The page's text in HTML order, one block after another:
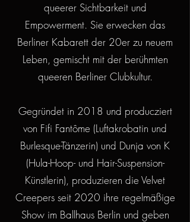
queerer Sichtbarkeit und
Empowerment. Sie erwecken das
Berliner Kabarett der 20er zu neuem
Leben, gemischt mit der berühmten
queeren Berliner Clubkultur.
Gegründet in 2018 und producziert
von Fifi Fantôme (Luftakrobatin und
Burlesque-Tänzerin) und Dunja von K
(Hula-Hoop- und Hair-Suspension-
Künstlerin), produzieren die Velvet
Creepers seit 2020 ihre regelmäßige
Show im Ballhaus Berlin und geben